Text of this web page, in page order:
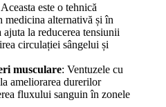
este o tehnică
medicina alternativă și în
la reducerea tensiunii
circulației sângelui și
musculare: Ventuzele cu
ameliorarea durerilor
fluxului sanguin în zonele